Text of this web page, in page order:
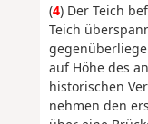
(4) Der Teich
Teich
auf Höhe des
historischen
nehmen den